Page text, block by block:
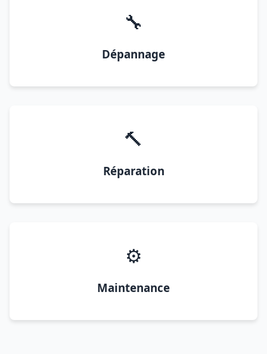
🔧
Dépannage
🔨
Réparation
⚙️
Maintenance